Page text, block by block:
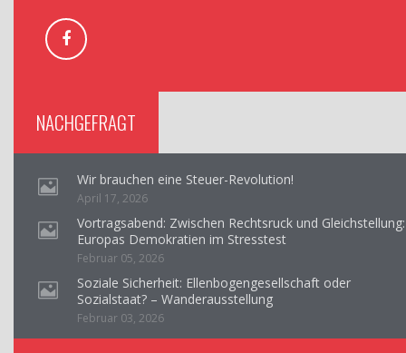
NACHGEFRAGT
Wir brauchen eine Steuer-Revolution!
April 17, 2026
Vortragsabend: Zwischen Rechtsruck und Gleichstellung:
Europas Demokratien im Stresstest
Februar 05, 2026
Soziale Sicherheit: Ellenbogengesellschaft oder
Sozialstaat? – Wanderausstellung
Februar 03, 2026